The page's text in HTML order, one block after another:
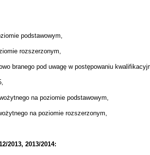
podstawowym,
rozszerzonym,
branego pod uwagę w postępowaniu
na poziomie podstawowym,
na poziomie rozszerzonym,
2013, 2013/2014: